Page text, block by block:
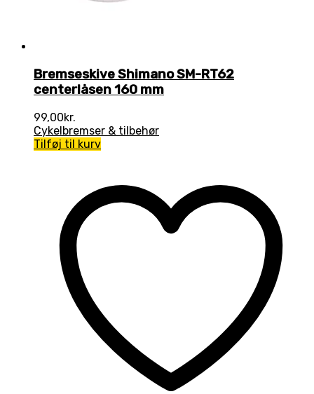
Bremseskive Shimano SM-RT62
centerlåsen 160 mm
99,00kr.
Cykelbremser & tilbehør
Tilføj til kurv